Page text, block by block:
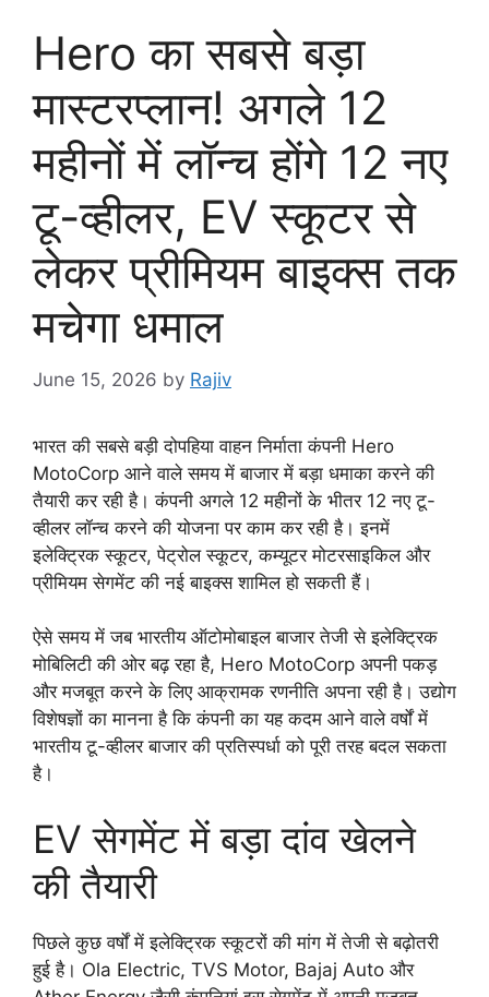
Hero का सबसे बड़ा
मास्टरप्लान! अगले 12
महीनों में लॉन्च होंगे 12 नए
टू-व्हीलर, EV स्कूटर से
लेकर प्रीमियम बाइक्स तक
मचेगा धमाल
June 15, 2026 by Rajiv
भारत की सबसे बड़ी दोपहिया वाहन निर्माता कंपनी Hero
MotoCorp आने वाले समय में बाजार में बड़ा धमाका करने की
तैयारी कर रही है। कंपनी अगले 12 महीनों के भीतर 12 नए टू-
व्हीलर लॉन्च करने की योजना पर काम कर रही है। इनमें
इलेक्ट्रिक स्कूटर, पेट्रोल स्कूटर, कम्यूटर मोटरसाइकिल और
प्रीमियम सेगमेंट की नई बाइक्स शामिल हो सकती हैं।
ऐसे समय में जब भारतीय ऑटोमोबाइल बाजार तेजी से इलेक्ट्रिक
मोबिलिटी की ओर बढ़ रहा है, Hero MotoCorp अपनी पकड़
और मजबूत करने के लिए आक्रामक रणनीति अपना रही है। उद्योग
विशेषज्ञों का मानना है कि कंपनी का यह कदम आने वाले वर्षों में
भारतीय टू-व्हीलर बाजार की प्रतिस्पर्धा को पूरी तरह बदल सकता
है।
EV सेगमेंट में बड़ा दांव खेलने
की तैयारी
पिछले कुछ वर्षों में इलेक्ट्रिक स्कूटरों की मांग में तेजी से बढ़ोतरी
हुई है। Ola Electric, TVS Motor, Bajaj Auto और